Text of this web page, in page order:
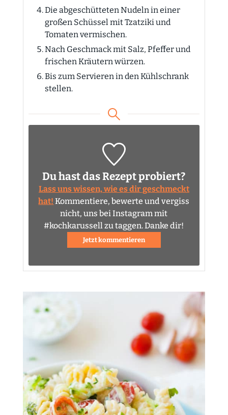
Die abgeschütteten Nudeln in einer
großen Schüssel mit Tzatziki und
Tomaten vermischen.
Nach Geschmack mit Salz, Pfeffer und
frischen Kräutern würzen.
Bis zum Servieren in den Kühlschrank
stellen.
Du hast das Rezept probiert?
Lass uns wissen, wie es dir geschmeckt
hat! Kommentiere, bewerte und vergiss
nicht, uns bei Instagram mit
#kochkarussell zu taggen. Danke dir!
Jetzt kommentieren